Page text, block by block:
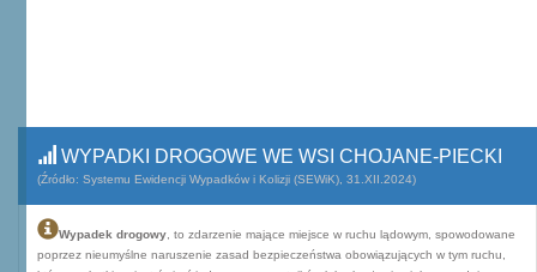
WYPADKI DROGOWE WE WSI CHOJANE-PIECKI
(Źródło: Systemu Ewidencji Wypadków i Kolizji (SEWiK), 31.XII.2024)
Wypadek drogowy , to zdarzenie mające miejsce w ruchu lądowym, spowodowane
poprzez nieumyślne naruszenie zasad bezpieczeństwa obowiązujących w tym ruchu,